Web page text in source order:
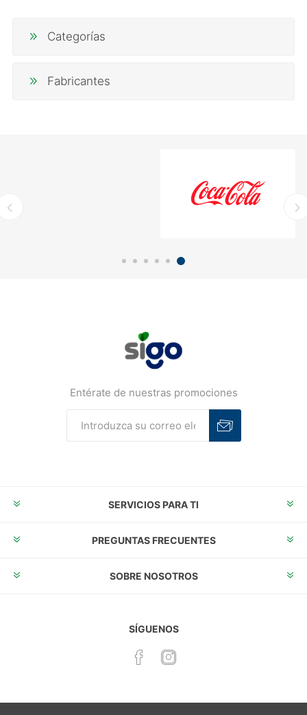
Categorías
Fabricantes
Entérate de nuestras promociones
SERVICIOS PARA TI
PREGUNTAS FRECUENTES
SOBRE NOSOTROS
SÍGUENOS